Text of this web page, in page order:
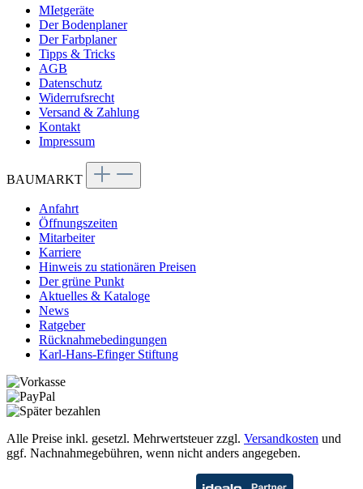
MIetgeräte
Der Bodenplaner
Der Farbplaner
Tipps & Tricks
AGB
Datenschutz
Widerrufsrecht
Versand & Zahlung
Kontakt
Impressum
BAUMARKT
Anfahrt
Öffnungszeiten
Mitarbeiter
Karriere
Hinweis zu stationären Preisen
Der grüne Punkt
Aktuelles & Kataloge
News
Ratgeber
Rücknahmebedingungen
Karl-Hans-Efinger Stiftung
Alle Preise inkl. gesetzl. Mehrwertsteuer zzgl. Versandkosten und
ggf. Nachnahmegebühren, wenn nicht anders angegeben.